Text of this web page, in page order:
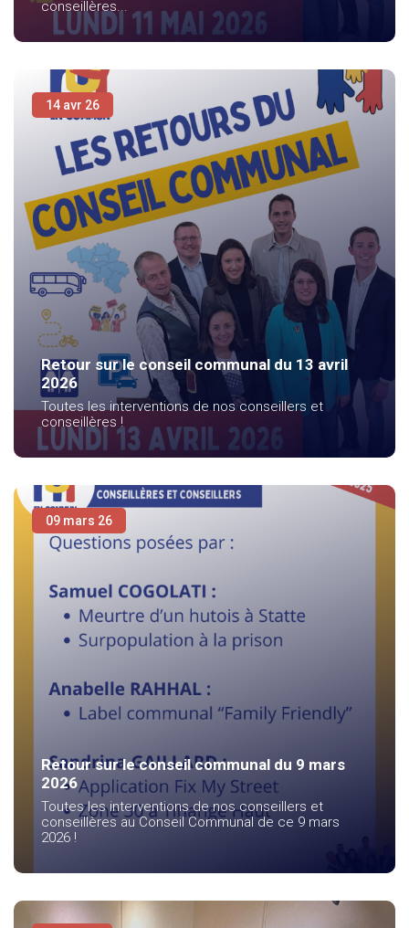
conseillères...
14 avr 26
Retour sur le conseil communal du 13 avril
2026
Toutes les interventions de nos conseillers et
conseillères !
09 mars 26
Retour sur le conseil communal du 9 mars
2026
Toutes les interventions de nos conseillers et
conseillères au Conseil Communal de ce 9 mars
2026 !